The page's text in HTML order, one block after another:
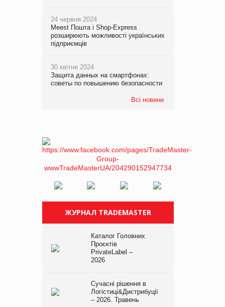
24 червня 2024
Meest Пошта і Shop-Express
розширюють можливості українських
підприємців
30 квітня 2024
Защита данных на смартфонах:
советы по повышению безопасности
Всі новини
ЖУРНАЛ TRADEMASTER
Каталог Головних
Проєктів
PrivateLabel –
2026
Сучасні рішення в
Логістиці&Дистрибуції
– 2026. Травень